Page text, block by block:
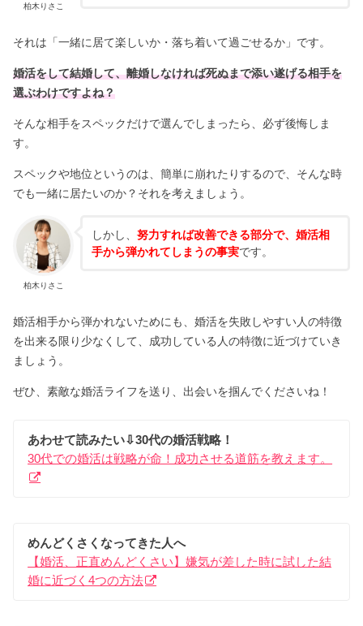
柏木りさこ
それは「一緒に居て楽しいか・落ち着いて過ごせるか」です。
婚活をして結婚して、離婚しなければ死ぬまで添い遂げる相手を
選ぶわけですよね？
そんな相手をスペックだけで選んでしまったら、必ず後悔しま
す。
スペックや地位というのは、簡単に崩れたりするので、そんな時
でも一緒に居たいのか？それを考えましょう。
柏木りさこ
しかし、努力すれば改善できる部分で、婚活相
手から弾かれてしまうの事実です。
婚活相手から弾かれないためにも、婚活を失敗しやすい人の特徴
を出来る限り少なくして、成功している人の特徴に近づけていき
ましょう。
ぜひ、素敵な婚活ライフを送り、出会いを掴んでくださいね！
あわせて読みたい⇩30代の婚活戦略！
30代での婚活は戦略が命！成功させる道筋を教えます。
めんどくさくなってきた人へ
【婚活、正直めんどくさい】嫌気が差した時に試した結
婚に近づく4つの方法